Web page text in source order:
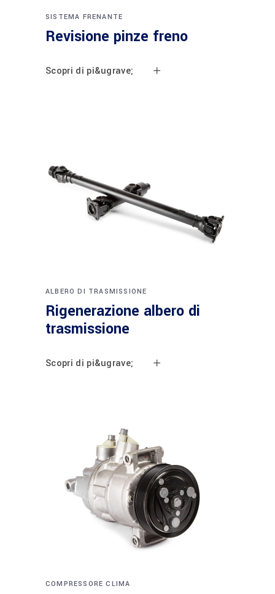
SISTEMA FRENANTE
Revisione pinze freno
Scopri di pi&ugrave;
ALBERO DI TRASMISSIONE
Rigenerazione albero di
trasmissione
Scopri di pi&ugrave;
COMPRESSORE CLIMA